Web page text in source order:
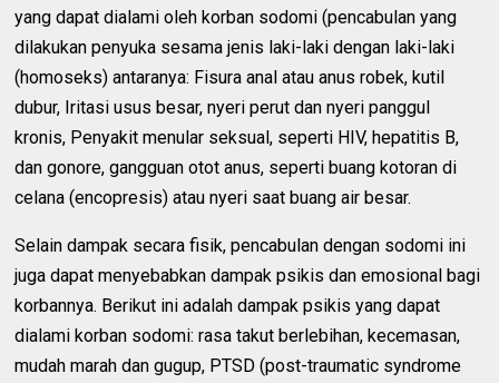
yang dapat dialami oleh korban sodomi (pencabulan yang
dilakukan penyuka sesama jenis laki-laki dengan laki-laki
(homoseks) antaranya: Fisura anal atau anus robek, kutil
dubur, Iritasi usus besar, nyeri perut dan nyeri panggul
kronis, Penyakit menular seksual, seperti HIV, hepatitis B,
dan gonore, gangguan otot anus, seperti buang kotoran di
celana (encopresis) atau nyeri saat buang air besar.
Selain dampak secara fisik, pencabulan dengan sodomi ini
juga dapat menyebabkan dampak psikis dan emosional bagi
korbannya. Berikut ini adalah dampak psikis yang dapat
dialami korban sodomi: rasa takut berlebihan, kecemasan,
mudah marah dan gugup, PTSD (post-traumatic syndrome